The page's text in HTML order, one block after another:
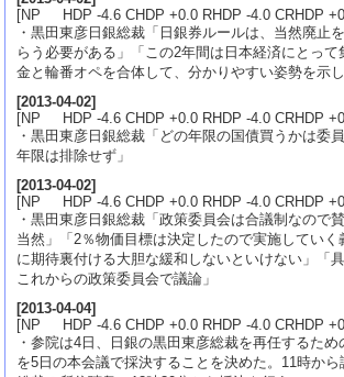
[NP HDP -4.6 CHDP +0.0 RHDP -4.0 CRHDP
・黒田東彦日銀総裁「日銀券ルールは、当然廃止
らう必要がある」「この2年間は日本経済にとっ
金と輪番オペを合体して、分かりやすい姿勢を示し
[2013-04-02]
[NP HDP -4.6 CHDP +0.0 RHDP -4.0 CRHDP
・黒田東彦日銀総裁「どの年限の国債買うかは委
年限は排除せず」
[2013-04-02]
[NP HDP -4.6 CHDP +0.0 RHDP -4.0 CRHDP
・黒田東彦日銀総裁「政策委員会は合議制なので
当然」「2％物価目標は決定したので実施してい
に期待裏付ける大胆な緩和しないといけない」「
これからの政策委員会で議論」
[2013-04-04]
[NP HDP -4.6 CHDP +0.0 RHDP -4.0 CRHDP
・参院は4日、日銀の黒田東彦総裁を再任するた
を5日の本会議で採決することを決めた。11時から